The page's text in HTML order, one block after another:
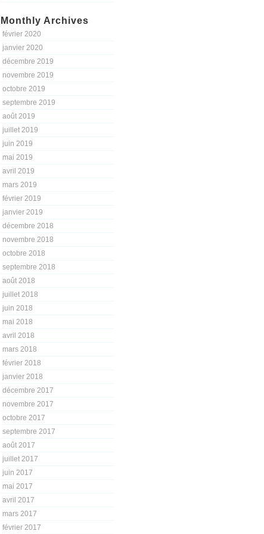
Monthly Archives
février 2020
janvier 2020
décembre 2019
novembre 2019
octobre 2019
septembre 2019
août 2019
juillet 2019
juin 2019
mai 2019
avril 2019
mars 2019
février 2019
janvier 2019
décembre 2018
novembre 2018
octobre 2018
septembre 2018
août 2018
juillet 2018
juin 2018
mai 2018
avril 2018
mars 2018
février 2018
janvier 2018
décembre 2017
novembre 2017
octobre 2017
septembre 2017
août 2017
juillet 2017
juin 2017
mai 2017
avril 2017
mars 2017
février 2017